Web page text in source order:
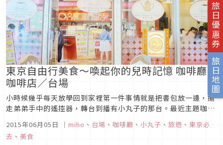
旅日優惠券
旅日地圖
東京自由行美食～喚起你的兒時記憶 咖啡廳
咖啡店／台場
小時候幾乎每天放學回到家裡第一件事情就是把書包放一邊，搶
走弟弟手中的遙控器，轉台到播有小丸子的那台。最近主題咖啡
場的富士電視台的ㄧ樓，小丸子的期間限定咖啡店也正式開幕
囉。不管是入口處還是室內，顏色都很繽紛。讓人馬上就會轉換
2015年06月05日 ｜ miho 、 台場 、 咖啡廳 、 小丸子 、 旅遊 、 東京必
去 、 美食